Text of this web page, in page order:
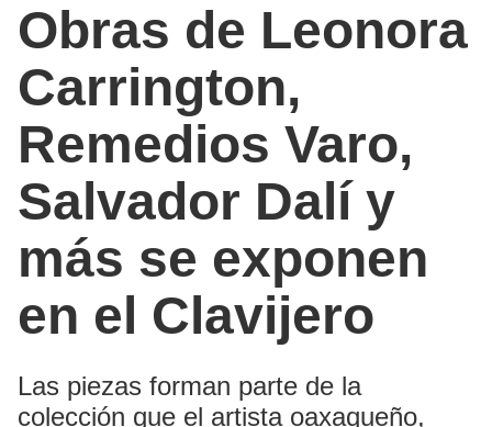
Obras de Leonora
Carrington,
Remedios Varo,
Salvador Dalí y
más se exponen
en el Clavijero
Las piezas forman parte de la
colección que el artista oaxaqueño,